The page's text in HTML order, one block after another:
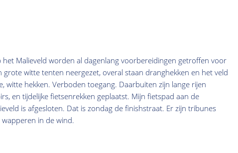
het Malieveld worden al dagenlang voorbereidingen getroffen voor
grote witte tenten neergezet, overal staan dranghekken en het veld
witte hekken. Verboden toegang. Daarbuiten zijn lange rijen
en tijdelijke fietsenrekken geplaatst. Mijn fietspad aan de
is afgesloten. Dat is zondag de finishstraat. Er zijn tribunes
in de wind.